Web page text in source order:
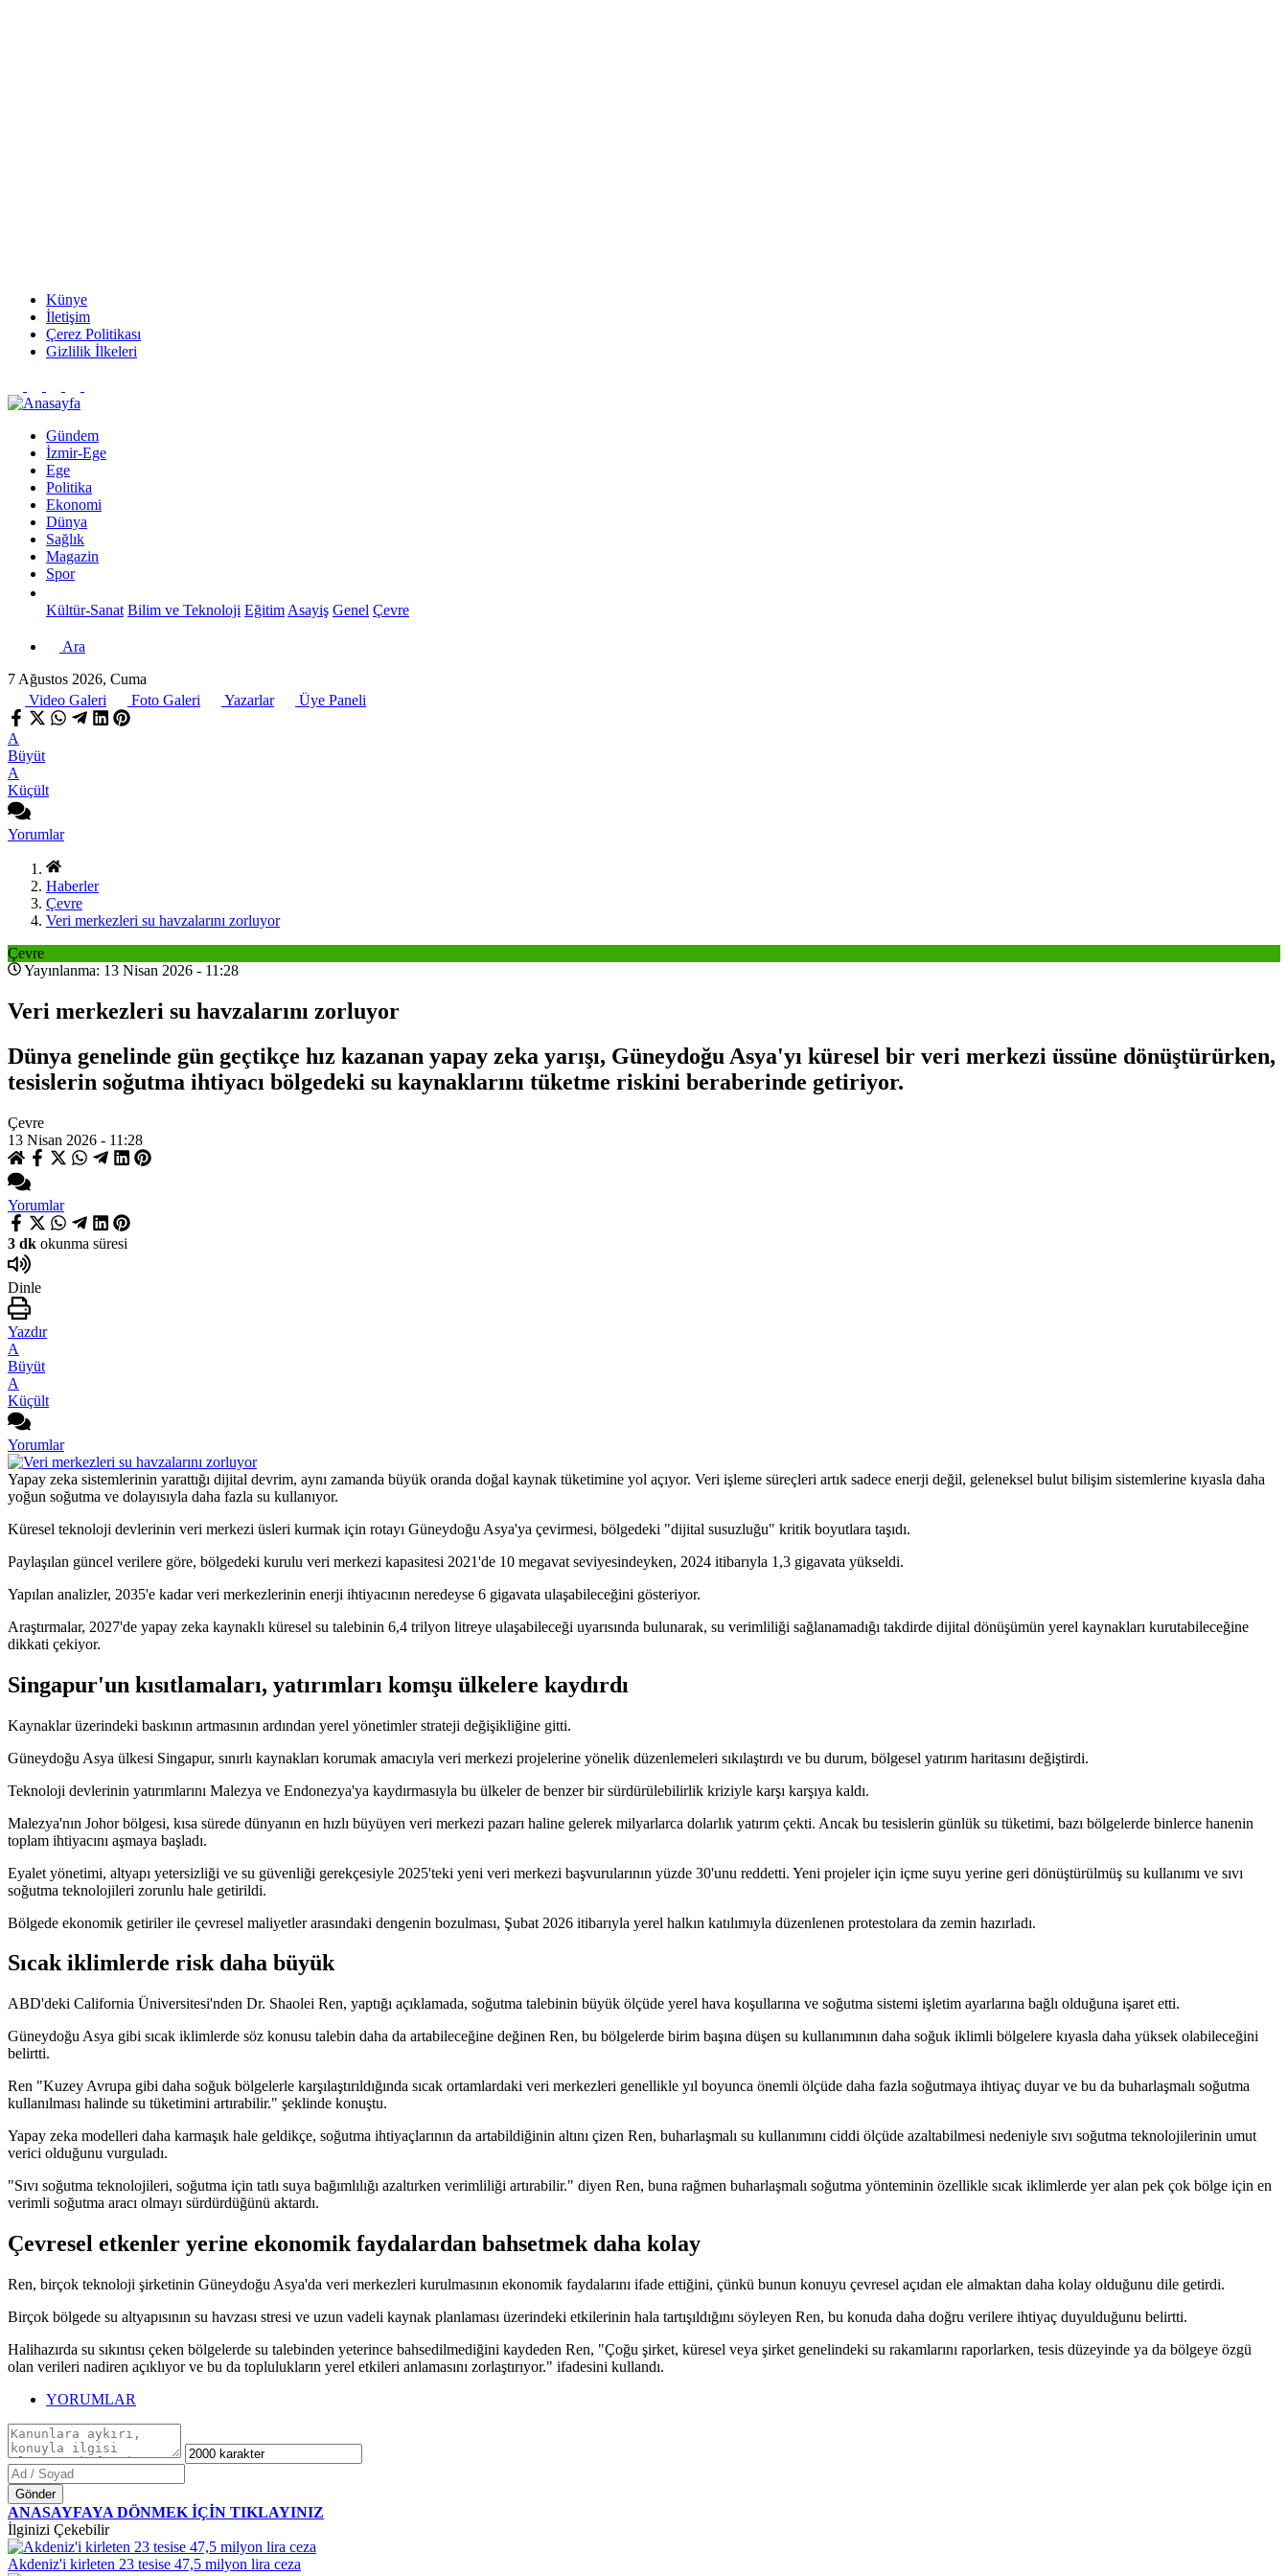
Künye
İletişim
Çerez Politikası
Gizlilik İlkeleri
Gündem
İzmir-Ege
Ege
Politika
Ekonomi
Dünya
Sağlık
Magazin
Spor
Kültür-Sanat Bilim ve Teknoloji Eğitim Asayiş Genel Çevre
Ara
7 Ağustos 2026, Cuma
Video Galeri
Foto Galeri Yazarlar Üye Paneli
A
Büyüt
A
Küçült
Yorumlar
Haberler
Çevre
Veri merkezleri su havzalarını zorluyor
Çevre
Yayınlanma: 13 Nisan 2026 - 11:28
Veri merkezleri su havzalarını zorluyor
Dünya genelinde gün geçtikçe hız kazanan yapay zeka yarışı, Güneydoğu Asya'yı küresel bir veri merkezi üssüne dönüştürürken,
tesislerin soğutma ihtiyacı bölgedeki su kaynaklarını tüketme riskini beraberinde getiriyor.
Çevre
13 Nisan 2026 - 11:28
Yorumlar
3 dk okunma süresi
Dinle
Yazdır
A
Büyüt
A
Küçült
Yorumlar
Yapay zeka sistemlerinin yarattığı dijital devrim, aynı zamanda büyük oranda doğal kaynak tüketimine yol açıyor. Veri işleme süreçleri artık sadece enerji değil, geleneksel bulut bilişim sistemlerine kıyasla daha
yoğun soğutma ve dolayısıyla daha fazla su kullanıyor.
Küresel teknoloji devlerinin veri merkezi üsleri kurmak için rotayı Güneydoğu Asya'ya çevirmesi, bölgedeki "dijital susuzluğu" kritik boyutlara taşıdı.
Paylaşılan güncel verilere göre, bölgedeki kurulu veri merkezi kapasitesi 2021'de 10 megavat seviyesindeyken, 2024 itibarıyla 1,3 gigavata yükseldi.
Yapılan analizler, 2035'e kadar veri merkezlerinin enerji ihtiyacının neredeyse 6 gigavata ulaşabileceğini gösteriyor.
Araştırmalar, 2027'de yapay zeka kaynaklı küresel su talebinin 6,4 trilyon litreye ulaşabileceği uyarısında bulunarak, su verimliliği sağlanamadığı takdirde dijital dönüşümün yerel kaynakları kurutabileceğine
dikkati çekiyor.
Singapur'un kısıtlamaları, yatırımları komşu ülkelere kaydırdı
Kaynaklar üzerindeki baskının artmasının ardından yerel yönetimler strateji değişikliğine gitti.
Güneydoğu Asya ülkesi Singapur, sınırlı kaynakları korumak amacıyla veri merkezi projelerine yönelik düzenlemeleri sıkılaştırdı ve bu durum, bölgesel yatırım haritasını değiştirdi.
Teknoloji devlerinin yatırımlarını Malezya ve Endonezya'ya kaydırmasıyla bu ülkeler de benzer bir sürdürülebilirlik kriziyle karşı karşıya kaldı.
Malezya'nın Johor bölgesi, kısa sürede dünyanın en hızlı büyüyen veri merkezi pazarı haline gelerek milyarlarca dolarlık yatırım çekti. Ancak bu tesislerin günlük su tüketimi, bazı bölgelerde binlerce hanenin
toplam ihtiyacını aşmaya başladı.
Eyalet yönetimi, altyapı yetersizliği ve su güvenliği gerekçesiyle 2025'teki yeni veri merkezi başvurularının yüzde 30'unu reddetti. Yeni projeler için içme suyu yerine geri dönüştürülmüş su kullanımı ve sıvı
soğutma teknolojileri zorunlu hale getirildi.
Bölgede ekonomik getiriler ile çevresel maliyetler arasındaki dengenin bozulması, Şubat 2026 itibarıyla yerel halkın katılımıyla düzenlenen protestolara da zemin hazırladı.
Sıcak iklimlerde risk daha büyük
ABD'deki California Üniversitesi'nden Dr. Shaolei Ren, yaptığı açıklamada, soğutma talebinin büyük ölçüde yerel hava koşullarına ve soğutma sistemi işletim ayarlarına bağlı olduğuna işaret etti.
Güneydoğu Asya gibi sıcak iklimlerde söz konusu talebin daha da artabileceğine değinen Ren, bu bölgelerde birim başına düşen su kullanımının daha soğuk iklimli bölgelere kıyasla daha yüksek olabileceğini
belirtti.
Ren "Kuzey Avrupa gibi daha soğuk bölgelerle karşılaştırıldığında sıcak ortamlardaki veri merkezleri genellikle yıl boyunca önemli ölçüde daha fazla soğutmaya ihtiyaç duyar ve bu da buharlaşmalı soğutma
kullanılması halinde su tüketimini artırabilir." şeklinde konuştu.
Yapay zeka modelleri daha karmaşık hale geldikçe, soğutma ihtiyaçlarının da artabildiğinin altını çizen Ren, buharlaşmalı su kullanımını ciddi ölçüde azaltabilmesi nedeniyle sıvı soğutma teknolojilerinin umut
verici olduğunu vurguladı.
"Sıvı soğutma teknolojileri, soğutma için tatlı suya bağımlılığı azaltırken verimliliği artırabilir." diyen Ren, buna rağmen buharlaşmalı soğutma yönteminin özellikle sıcak iklimlerde yer alan pek çok bölge için en
verimli soğutma aracı olmayı sürdürdüğünü aktardı.
Çevresel etkenler yerine ekonomik faydalardan bahsetmek daha kolay
Ren, birçok teknoloji şirketinin Güneydoğu Asya'da veri merkezleri kurulmasının ekonomik faydalarını ifade ettiğini, çünkü bunun konuyu çevresel açıdan ele almaktan daha kolay olduğunu dile getirdi.
Birçok bölgede su altyapısının su havzası stresi ve uzun vadeli kaynak planlaması üzerindeki etkilerinin hala tartışıldığını söyleyen Ren, bu konuda daha doğru verilere ihtiyaç duyulduğunu belirtti.
Halihazırda su sıkıntısı çeken bölgelerde su talebinden yeterince bahsedilmediğini kaydeden Ren, "Çoğu şirket, küresel veya şirket genelindeki su rakamlarını raporlarken, tesis düzeyinde ya da bölgeye özgü
olan verileri nadiren açıklıyor ve bu da toplulukların yerel etkileri anlamasını zorlaştırıyor." ifadesini kullandı.
YORUMLAR
Gönder
ANASAYFAYA DÖNMEK İÇİN TIKLAYINIZ
İlginizi Çekebilir
Akdeniz'i kirleten 23 tesise 47,5 milyon lira ceza